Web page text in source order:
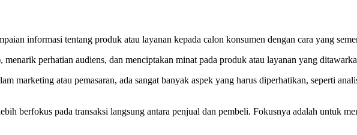
informasi tentang produk atau layanan kepada calon konsumen dengan cara yang
menarik perhatian audiens, dan menciptakan minat pada produk atau layanan yang
marketing atau pemasaran, ada sangat banyak aspek yang harus diperhatikan, seperti
berfokus pada transaksi langsung antara penjual dan pembeli. Fokusnya adalah untuk